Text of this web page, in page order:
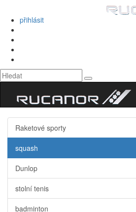
přihlásit
Raketové sporty
squash
Dunlop
stolní tenis
badminton